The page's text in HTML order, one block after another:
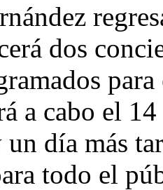
dos
a cabo el
día más
todo el